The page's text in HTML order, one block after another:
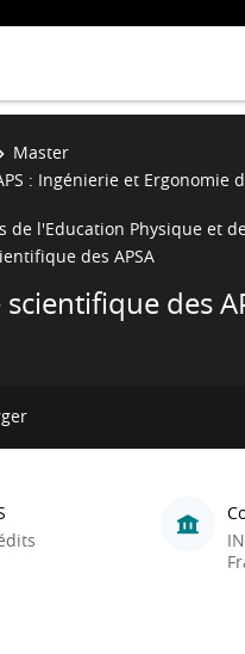
Master
: Ingénierie et Ergonomie
de l'Education Physique et
des APSA
des